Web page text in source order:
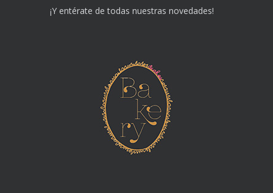
¡Y entérate de todas nuestras novedades!